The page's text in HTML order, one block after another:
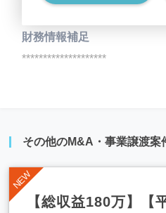
財務情報補足
********************
その他のM&A・事業譲渡案
【総収益180万】【